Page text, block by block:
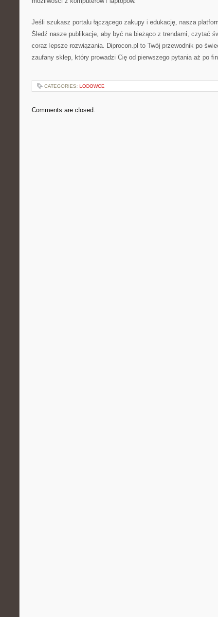
Jeśli szukasz portalu łączącego zakupy i edukację, nasza
Śledź nasze publikacje, aby być na bieżąco z trendami, czytać
coraz lepsze rozwiązania. Diprocon.pl to Twój przewodnik po
zaufany sklep, który prowadzi Cię od pierwszego pytania aż po
CATEGORIES: LODOWCE
Comments are closed.